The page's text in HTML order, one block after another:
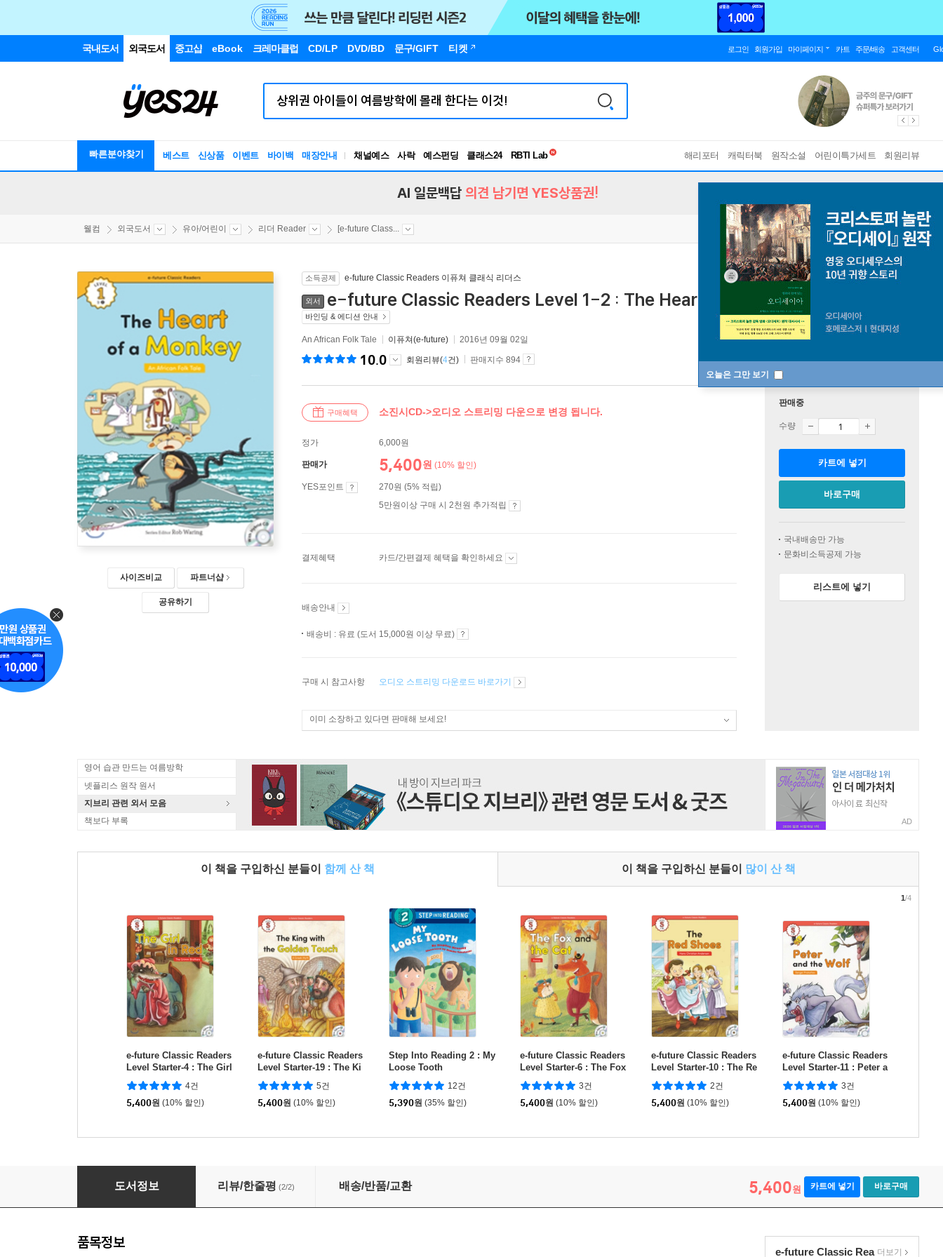
국내도서 외국도서 중고샵 eBook 크레마클럽 CD/LP DVD/BD 문구/GIFT 티켓 로그인 회원가입 마이페이지 카트 주문/배송 고객센터
빠른분야찾기 베스트 신상품 이벤트 바이백 매장안내 채널예스 사락 예스펀딩 클래스24
독서유형검사
RBTI Lab
해리포터 캐릭터북 원작소설 어린이특가세트 회원리뷰
오늘은 그만 보기
AI 일문백답 의견 남기면 YES상품권!
웰컴 외국도서 유아/어린이 리더 Reader [e-future Class...
사이즈비교 파트너샵
공유하기
소득공제 e-future Classic Readers 이퓨쳐 클래식 리더스
외서 e-future Classic Readers Level 1-2 : The Heart of a Monkey
바인딩 & 에디션 안내
An African Folk Tale 이퓨쳐(e-future) 2016년 09월 02일
10.0 회원리뷰(4건) 판매지수 894
구매혜택 소진시CD->오디오 스트리밍 다운으로 변경 됩니다.
정가 6,000원
판매가 5,400원 (10% 할인)
YES포인트
270원 (5% 적립)
5만원이상 구매 시 2천원 추가적립
결제혜택 카드/간편결제 혜택을 확인하세요
배송안내
배송비 : 유료 (도서 15,000원 이상 무료)
구매 시 참고사항 오디오 스트리밍 다운로드 바로가기
이미 소장하고 있다면 판매해 보세요!
판매중
수량
카트에 넣기
바로구매
국내배송만 가능
문화비소득공제 가능
리스트에 넣기
영어 습관 만드는 여름방학
넷플리스 원작 원서
지브리 관련 외서 모음
책보다 부록
AD
이 책을 구입하신 분들이 함께 산 책 이 책을 구입하신 분들이 많이 산 책
e-future Classic Readers
Level Starter-4 : The Girl
in Red
4건
5,400원 (10% 할인)
e-future Classic Readers
Level Starter-19 : The Ki
ng with the Golden Touc
h
5건
5,400원 (10% 할인)
Step Into Reading 2 : My
Loose Tooth
12건
5,390원 (35% 할인)
e-future Classic Readers
Level Starter-6 : The Fox
and the Cat
3건
5,400원 (10% 할인)
e-future Classic Readers
Level Starter-10 : The Re
d Shoes
2건
5,400원 (10% 할인)
e-future Classic Readers
Level Starter-11 : Peter a
nd the Wolf
3건
5,400원 (10% 할인)
1/4
e-future Classic Readers Level 1-2 : The Heart of a Monkey
도서정보 리뷰/한줄평 (2/2) 배송/반품/교환 5,400원 카트에 넣기 바로구매
e-future Classic Rea 더보기
품목정보